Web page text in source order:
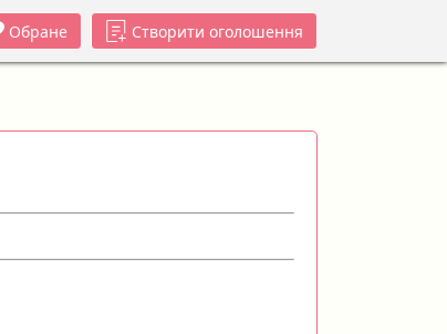
Обране Створити оголошення